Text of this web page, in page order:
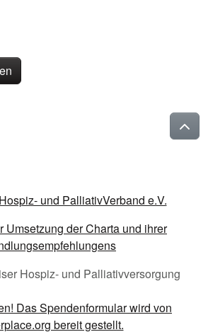
Hospiz- und Palliativversorgung